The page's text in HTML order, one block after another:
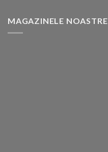
MAGAZINELE NOASTRE